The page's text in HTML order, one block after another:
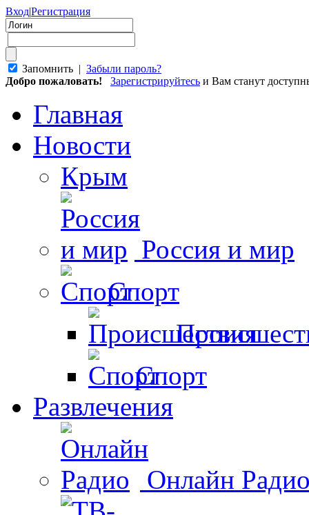
Вход|Регистрация
Запомнить | Забыли пароль?
Добро пожаловать!
Зарегистрируйтесь и Вам станут
Главная
Новости
Крым
Россия и мир
Спорт
Спорт
Развлечения
Онлайн